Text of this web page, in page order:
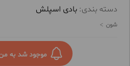
لطافت بخش پوست
دسته بندی: بادی اسپلش
شون
موجود شد به من